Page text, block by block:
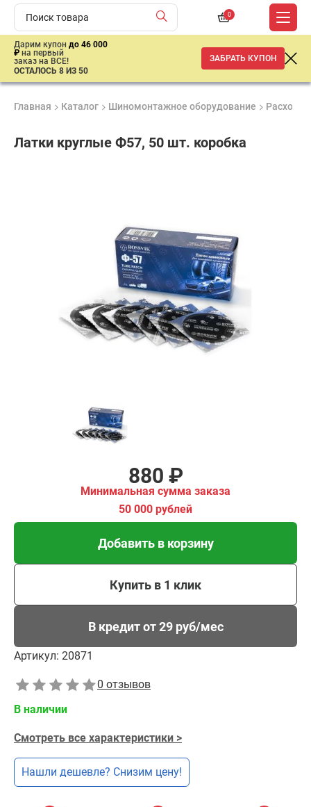
0
Дарим купон до 46 000
₽ на первый
заказ на ВСЕ!
ОСТАЛОСЬ 8 ИЗ 50
ЗАБРАТЬ КУПОН
Главная Каталог Шиномонтажное оборудование
Латки круглые Ф57, 50 шт. коробка
880 ₽
Минимальная сумма заказа
50 000 рублей
Добавить в корзину
Купить в 1 клик
В кредит от 29 руб/мес
Артикул: 20871
0 отзывов
В наличии
Смотреть все характеристики >
Нашли дешевле? Снизим цену!
Добавить в корзину
В кредит от 29 руб/мес